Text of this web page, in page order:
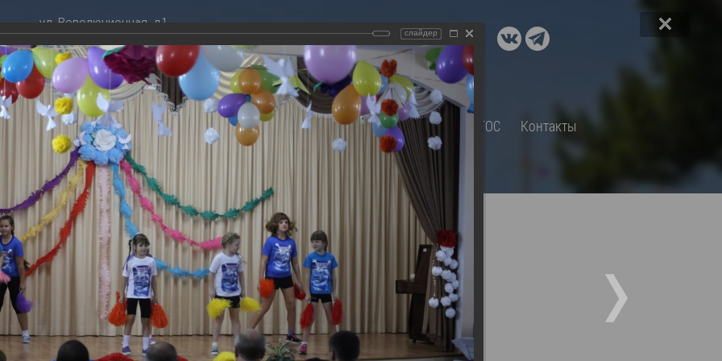
ул. Революционная, д.1
gelendzhik@mo.krasnodar.ru
АA+
Дума Администрация Руководители Документы КСП Обращения ТОС Контакты
задачи и функции
данных
информация
реформа
коррупции
организации
информация
служба
ДУМА
Новости
Структура
Депутат ЗСК
Депутат ГД
депутатами
Депутатское объединение
Совет молодых депутатов
Законотворчество
Постоянные комиссии и график
заседаний
Сведения о доходах, расходах, об
ДОКУМЕНТЫ
Правовые акты и их экспертиза
Оценка регулирующего
воздействия
Экспертиза действующих
нормативных правовых актов
Оценка применения
Градостроительная деятельность
Порядок обжалования
посвященное 50-летию поселка Светлый
мероприятие, посвященное 50-летию поселка Светлый(16 фото)
слайдер